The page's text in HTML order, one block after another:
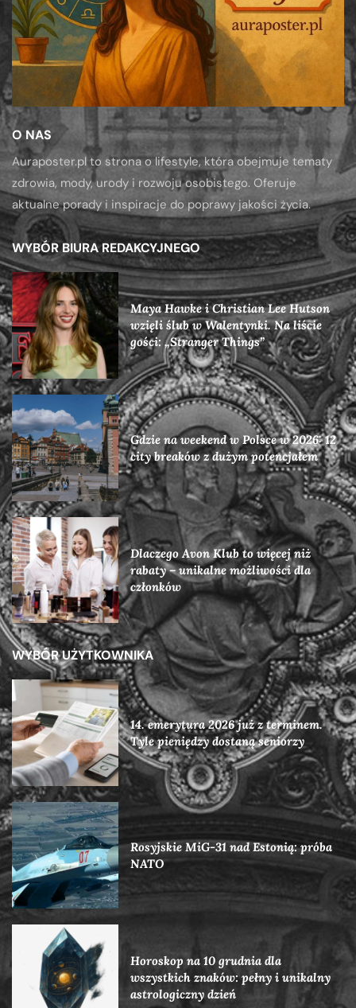
O NAS
Auraposter.pl to strona o lifestyle, która obejmuje tematy
zdrowia, mody, urody i rozwoju osobistego. Oferuje
aktualne porady i inspiracje do poprawy jakości życia.
WYBÓR BIURA REDAKCYJNEGO
Maya Hawke i Christian Lee Hutson
wzięli ślub w Walentynki. Na liście
gości: „Stranger Things”
Gdzie na weekend w Polsce w 2026: 12
city breaków z dużym potencjałem
Dlaczego Avon Klub to więcej niż
rabaty – unikalne możliwości dla
członków
WYBÓR UŻYTKOWNIKA
14. emerytura 2026 już z terminem.
Tyle pieniędzy dostaną seniorzy
Rosyjskie MiG-31 nad Estonią: próba
NATO
Horoskop na 10 grudnia dla
wszystkich znaków: pełny i unikalny
astrologiczny dzień